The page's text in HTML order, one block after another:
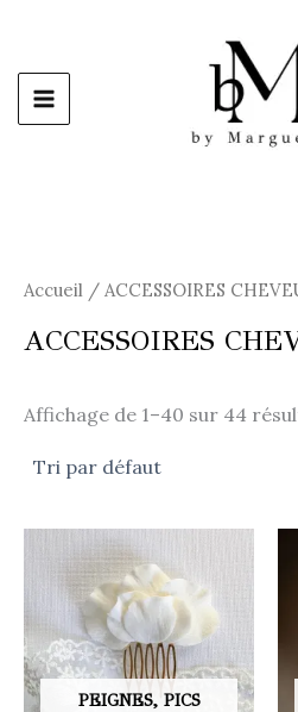
contenu
Accueil / ACCESSOIRES
ACCESSOIRES
Affichage de 1–40 sur 44
PEIGNES, PICS